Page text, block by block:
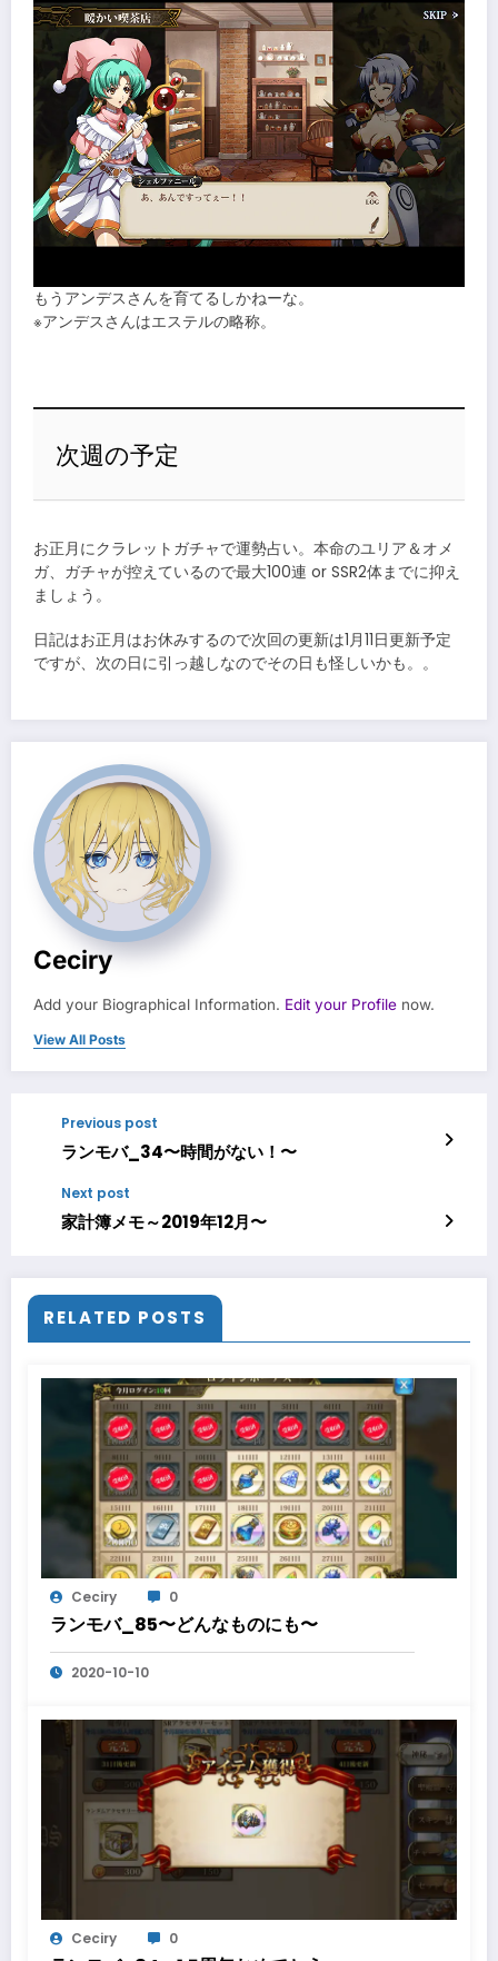
もうアンデスさんを育てるしかねーな。
※アンデスさんはエステルの略称。
次週の予定
お正月にクラレットガチャで運勢占い。本命のユリア＆オメ
ガ、ガチャが控えているので最大100連 or SSR2体までに抑え
ましょう。
日記はお正月はお休みするので次回の更新は1月11日更新予定
ですが、次の日に引っ越しなのでその日も怪しいかも。。
Ceciry
Add your Biographical Information. Edit your Profile now.
View All Posts
Previous post
ランモバ_34〜時間がない！〜
Next post
家計簿メモ～2019年12月〜
RELATED POSTS
Ceciry 0
ランモバ_85〜どんなものにも〜
2020-10-10
Ceciry 0